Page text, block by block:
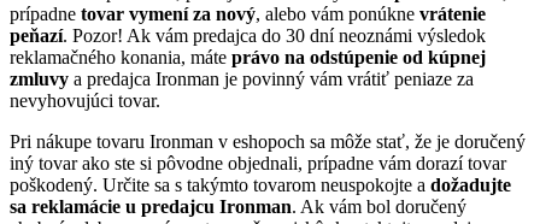
prípadne tovar vymení za nový, alebo vám ponúkne vrátenie
peňazí. Pozor! Ak vám predajca do 30 dní neoznámi výsledok
reklamačného konania, máte právo na odstúpenie od kúpnej
zmluvy a predajca Ironman je povinný vám vrátiť peniaze za
nevyhovujúci tovar.
Pri nákupe tovaru Ironman v eshopoch sa môže stať, že je doručený
iný tovar ako ste si pôvodne objednali, prípadne vám dorazí tovar
poškodený. Určite sa s takýmto tovarom neuspokojte a dožadujte
sa reklamácie u predajcu Ironman. Ak vám bol doručený